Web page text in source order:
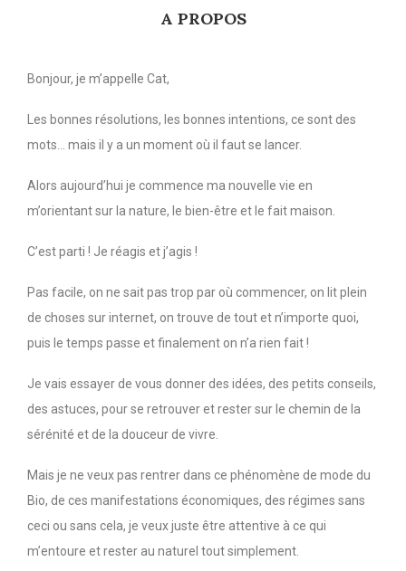
A PROPOS
Bonjour, je m’appelle Cat,
Les bonnes résolutions, les bonnes intentions, ce sont des
mots… mais il y a un moment où il faut se lancer.
Alors aujourd’hui je commence ma nouvelle vie en
m’orientant sur la nature, le bien-être et le fait maison.
C’est parti ! Je réagis et j’agis !
Pas facile, on ne sait pas trop par où commencer, on lit plein
de choses sur internet, on trouve de tout et n’importe quoi,
puis le temps passe et finalement on n’a rien fait !
Je vais essayer de vous donner des idées, des petits conseils,
des astuces, pour se retrouver et rester sur le chemin de la
sérénité et de la douceur de vivre.
Mais je ne veux pas rentrer dans ce phénomène de mode du
Bio, de ces manifestations économiques, des régimes sans
ceci ou sans cela, je veux juste être attentive à ce qui
m’entoure et rester au naturel tout simplement.